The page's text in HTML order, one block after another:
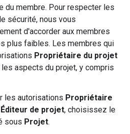
du membre. Pour respecter les
sécurité, nous vous
d'accorder aux membres
plus faibles. Les membres qui
Propriétaire du projet
aspects du projet, y compris
les autorisations Propriétaire
Éditeur de projet, choisissez le
sous Projet.